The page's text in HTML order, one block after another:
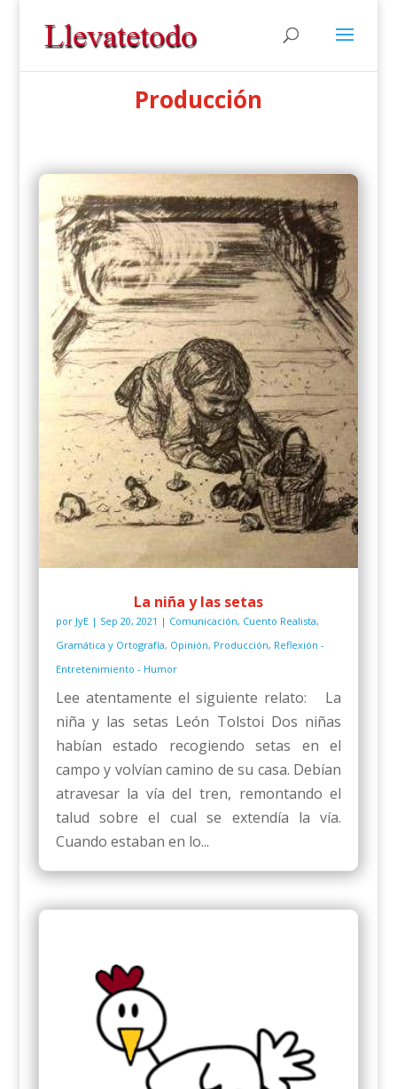
Producción
La niña y las setas
por JyE| Sep 20, 2021 | Comunicación, Cuento Realista,
Gramática y Ortografía, Opinión, Producción, Reflexión -
Entretenimiento - Humor
Lee atentamente el siguiente relato: La
niña y las setas León Tolstoi Dos niñas
habían estado recogiendo setas en el
campo y volvían camino de su casa. Debían
atravesar la vía del tren, remontando el
talud sobre el cual se extendía la vía.
Cuando estaban en lo...